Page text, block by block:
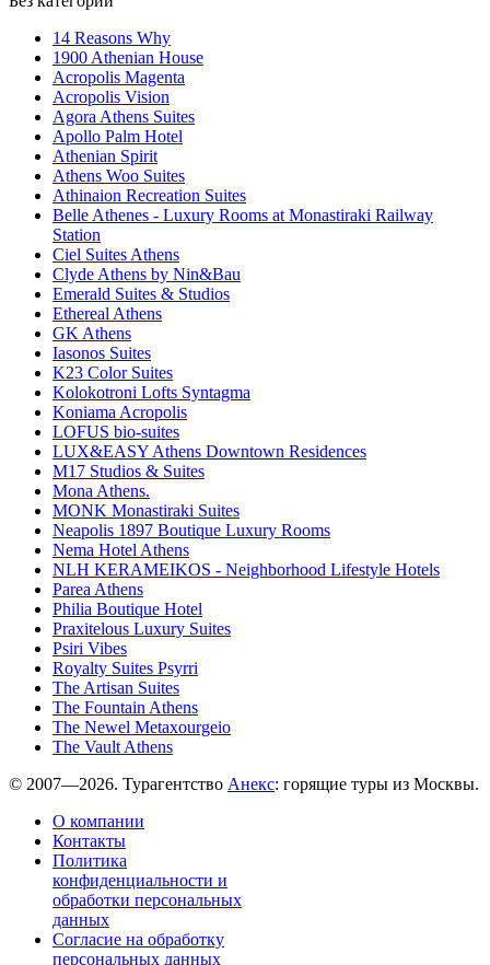
14 Reasons Why
1900 Athenian House
Acropolis Magenta
Acropolis Vision
Agora Athens Suites
Apollo Palm Hotel
Athenian Spirit
Athens Woo Suites
Athinaion Recreation Suites
Belle Athenes - Luxury Rooms at Monastiraki Railway
Station
Ciel Suites Athens
Clyde Athens by Nin&Bau
Emerald Suites & Studios
Ethereal Athens
GK Athens
Iasonos Suites
K23 Color Suites
Kolokotroni Lofts Syntagma
Koniama Acropolis
LOFUS bio-suites
LUX&EASY Athens Downtown Residences
M17 Studios & Suites
Mona Athens.
MONK Monastiraki Suites
Neapolis 1897 Boutique Luxury Rooms
Nema Hotel Athens
NLH KERAMEIKOS - Neighborhood Lifestyle Hotels
Parea Athens
Philia Boutique Hotel
Praxitelous Luxury Suites
Psiri Vibes
Royalty Suites Psyrri
The Artisan Suites
The Fountain Athens
The Newel Metaxourgeio
The Vault Athens
© 2007—2026. Турагентство Анекс: горящие туры из Москвы.
О компании
Контакты
Политика
конфиденциальности и
обработки персональных
данных
Согласие на обработку
персональных данных